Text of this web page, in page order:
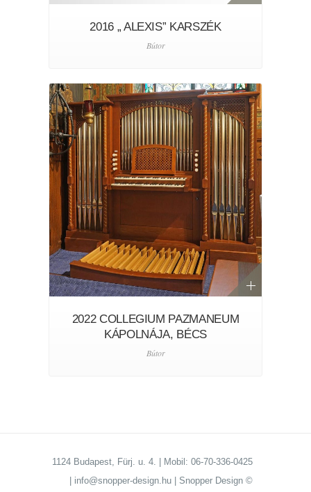
2016 „ ALEXIS” KARSZÉK
Bútor
2022 COLLEGIUM PAZMANEUM
KÁPOLNÁJA, BÉCS
Bútor
1124 Budapest, Fürj. u. 4. | Mobil: 06-70-336-0425
| info@snopper-design.hu | Snopper Design ©